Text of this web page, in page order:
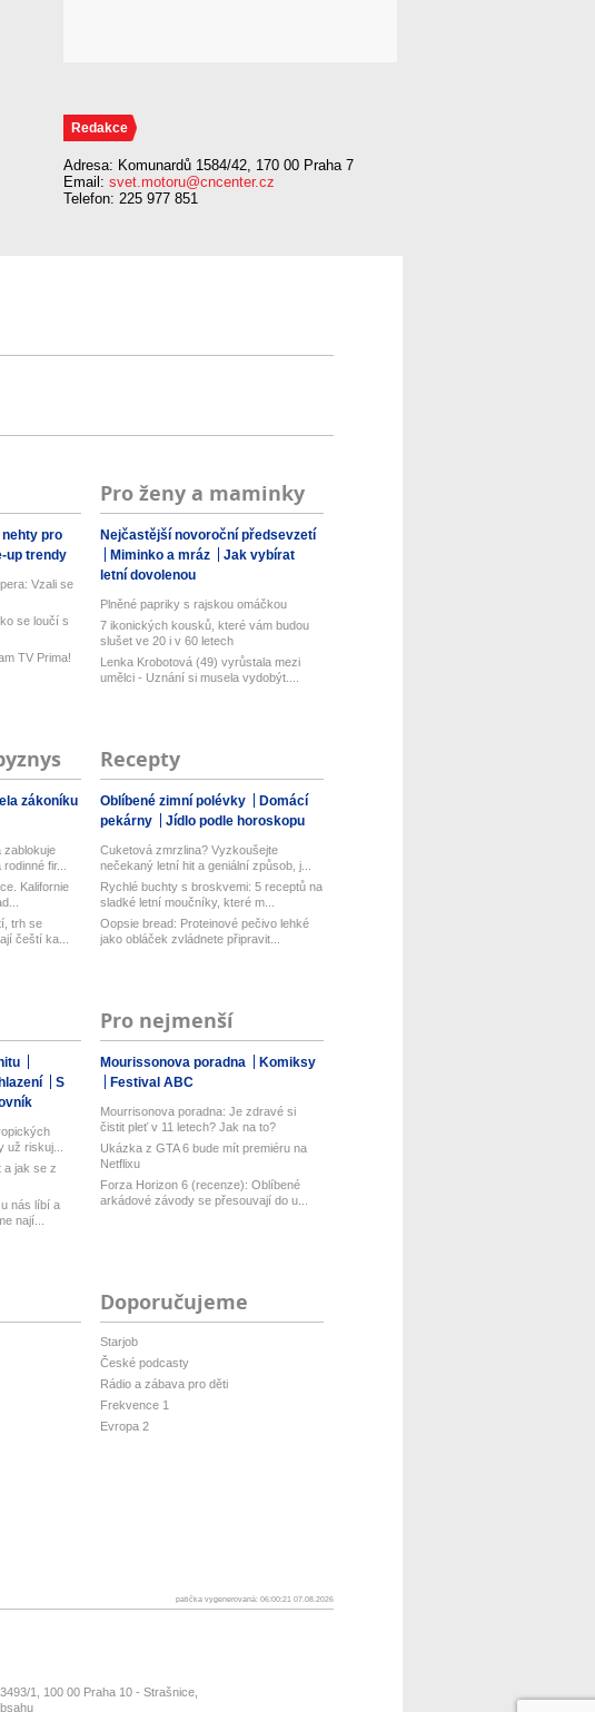
Redakce
Adresa: Komunardů 1584/42, 170 00 Praha 7
Email: svet.motoru@cncenter.cz
Telefon: 225 977 851
nehty pro
up trendy
Vzali se
se loučí s
TV Prima!
Pro ženy a maminky
Nejčastější novoroční předsevzetí
Miminko a mráz
Jak vybírat
letní dovolenou
Plněné papriky s rajskou omáčkou
7 ikonických kousků, které vám budou
slušet ve 20 i v 60 letech
Lenka Krobotová (49) vyrůstala mezi
umělci - Uznání si musela vydobýt....
zákoníku
zablokuje
fir...
Kalifornie
trh se
čeští ka...
Recepty
Oblíbené zimní polévky
Domácí
pekárny
Jídlo podle horoskopu
Cuketová zmrzlina? Vyzkoušejte
nečekaný letní hit a geniální způsob, j...
Rychlé buchty s broskvemi: 5 receptů na
sladké letní moučníky, které m...
Oopsie bread: Proteinové pečivo lehké
jako obláček zvládnete připravit...
S
už riskuj...
a jak se z
nás líbí a
nají...
Pro nejmenší
Mourissonova poradna
Komiksy
Festival ABC
Mourrisonova poradna: Je zdravé si
čistit pleť v 11 letech? Jak na to?
Ukázka z GTA 6 bude mít premiéru na
Netflixu
Forza Horizon 6 (recenze): Oblíbené
arkádové závody se přesouvají do u...
Doporučujeme
Starjob
České podcasty
Rádio a zábava pro děti
Frekvence 1
Evropa 2
patička vygenerovaná: 06:00:21 07.08.2026
1, 100 00 Praha 10 - Strašnice,